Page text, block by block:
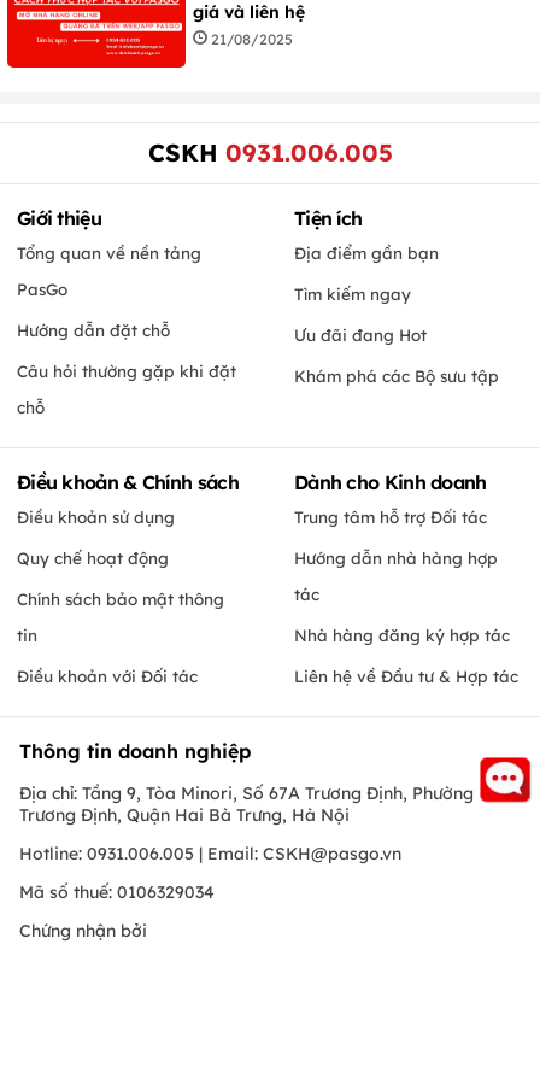
giá và liên hệ
21/08/2025
CSKH 0931.006.005
Giới thiệu
Tổng quan về nền tảng
PasGo
Hướng dẫn đặt chỗ
Câu hỏi thường gặp khi đặt
chỗ
Tiện ích
Địa điểm gần bạn
Tìm kiếm ngay
Ưu đãi đang Hot
Khám phá các Bộ sưu tập
Điều khoản & Chính sách
Điều khoản sử dụng
Quy chế hoạt động
Chính sách bảo mật thông
tin
Điều khoản với Đối tác
Dành cho Kinh doanh
Trung tâm hỗ trợ Đối tác
Hướng dẫn nhà hàng hợp
tác
Nhà hàng đăng ký hợp tác
Liên hệ về Đầu tư & Hợp tác
Thông tin doanh nghiệp
Địa chỉ: Tầng 9, Tòa Minori, Số 67A Trương Định, Phường
Trương Định, Quận Hai Bà Trưng, Hà Nội
Hotline: 0931.006.005 | Email: CSKH@pasgo.vn
Mã số thuế: 0106329034
Chứng nhận bởi